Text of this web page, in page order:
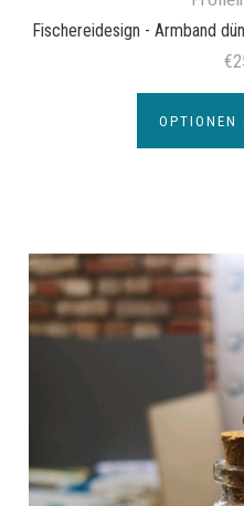
Fischereidesign - Armband
OPTIONEN